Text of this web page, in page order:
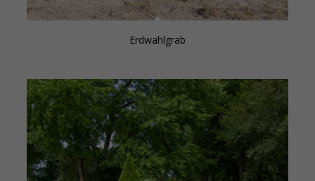
Erdwahlgrab